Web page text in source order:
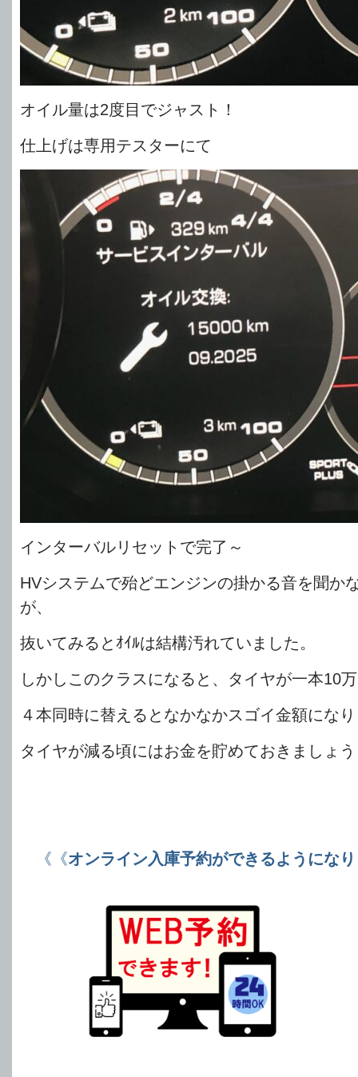
オイル量は2度目でジャスト！
仕上げは専用テスターにて
インターバルリセットで完了～
HVシステムで殆どエンジンの掛かる音を聞か
が、
抜いてみるとｵｲﾙは結構汚れていました。
しかしこのクラスになると、タイヤが一本10
４本同時に替えるとなかなかスゴイ金額にな
タイヤが減る頃にはお金を貯めておきましょう
《《オンライン入庫予約ができるようにな